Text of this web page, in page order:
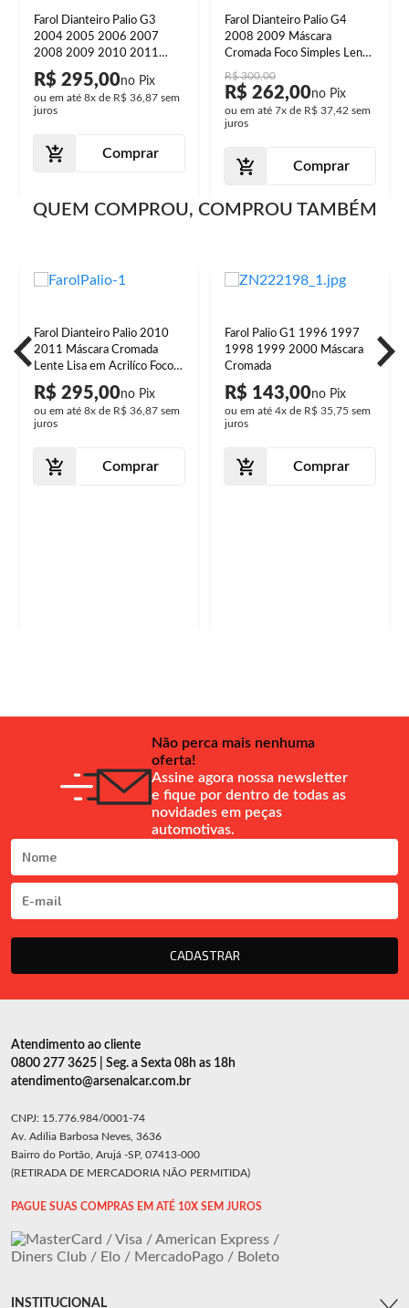
Farol Dianteiro Palio G3
2004 2005 2006 2007
2008 2009 2010 2011
2012 2013 2014 2015
2016 Máscara Negra Foco
Duplo Lente Lisa Acrilíco
R$ 295,00
ou em até 8x de R$ 36,87 sem
juros
Comprar
Farol Dianteiro Palio G4
2008 2009 Máscara
Cromada Foco Simples Lente
Lisa Acrilíco
R$ 300,00
R$ 262,00
ou em até 7x de R$ 37,42 sem
juros
Comprar
QUEM COMPROU, COMPROU TAMBÉM
Farol Dianteiro Palio 2010
2011 Máscara Cromada
Lente Lisa em Acrilíco Foco
Duplo Manual
R$ 295,00
ou em até 8x de R$ 36,87 sem
juros
Comprar
Farol Palio G1 1996 1997
1998 1999 2000 Máscara
Cromada
R$ 143,00
ou em até 4x de R$ 35,75 sem
juros
Comprar
Não perca mais nenhuma
oferta!
Assine agora nossa newsletter
e fique por dentro de todas as
novidades em peças
automotivas.
CADASTRAR
Atendimento ao cliente
0800 277 3625 | Seg. a Sexta 08h as 18h
atendimento@arsenalcar.com.br
CNPJ: 15.776.984/0001-74
Av. Adília Barbosa Neves, 3636
Bairro do Portão, Arujá -SP, 07413-000
(RETIRADA DE MERCADORIA NÃO PERMITIDA)
PAGUE SUAS COMPRAS EM ATÉ 10X SEM JUROS
INSTITUCIONAL